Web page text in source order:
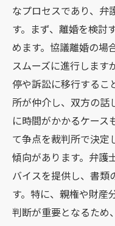
なプロセスであり、弁
す。まず、離婚を検討
めます。協議離婚の場
スムーズに進行します
停や訴訟に移行するこ
所が仲介し、双方の話
に時間がかかるケース
て争点を裁判所で決定
傾向があります。弁護
バイスを提供し、書類
す。特に、親権や財産
判断が重要となるため